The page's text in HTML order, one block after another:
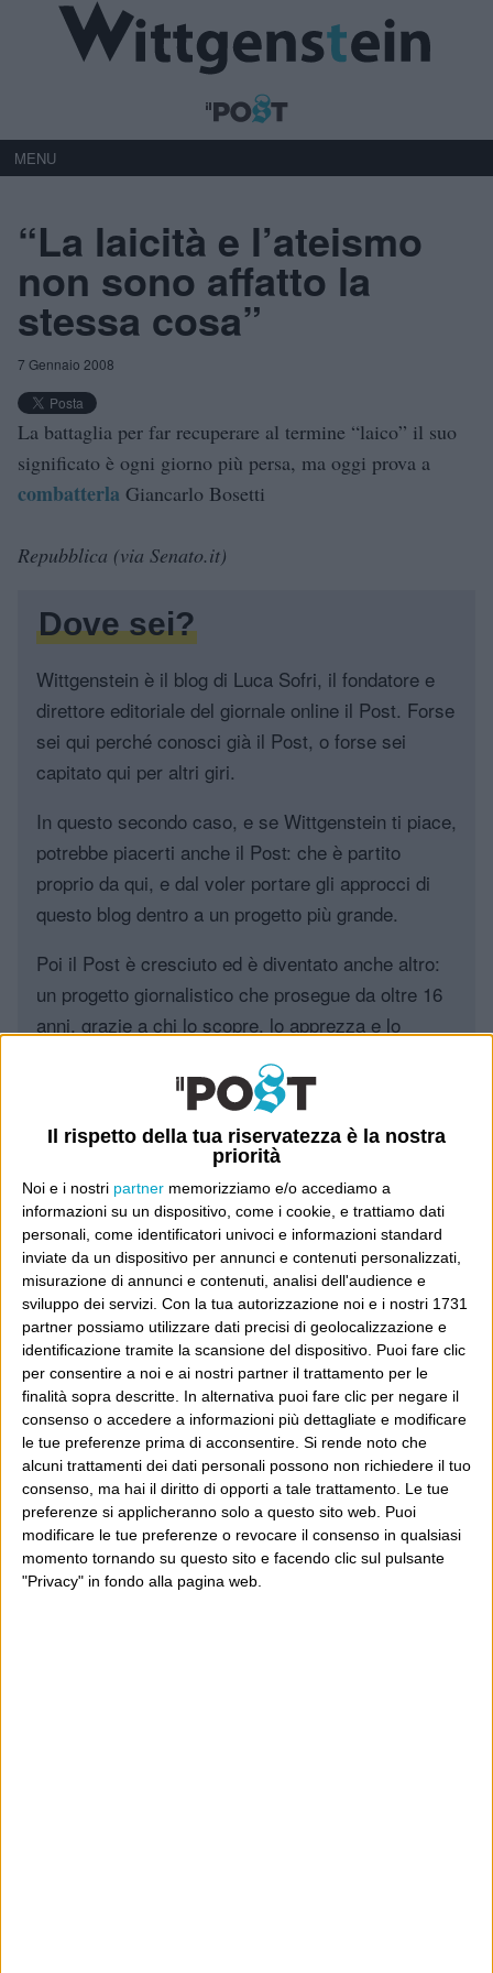
Il rispetto della tua riservatezza è la nostra
priorità
Noi e i nostri partner memorizziamo e/o accediamo a
informazioni su un dispositivo, come i cookie, e trattiamo dati
personali, come identificatori univoci e informazioni standard
inviate da un dispositivo per annunci e contenuti personalizzati,
misurazione di annunci e contenuti, analisi dell'audience e
sviluppo dei servizi. Con la tua autorizzazione noi e i nostri 1731
partner possiamo utilizzare dati precisi di geolocalizzazione e
identificazione tramite la scansione del dispositivo. Puoi fare clic
per consentire a noi e ai nostri partner il trattamento per le
finalità sopra descritte. In alternativa puoi fare clic per negare il
consenso o accedere a informazioni più dettagliate e modificare
le tue preferenze prima di acconsentire. Si rende noto che
alcuni trattamenti dei dati personali possono non richiedere il tuo
consenso, ma hai il diritto di opporti a tale trattamento. Le tue
preferenze si applicheranno solo a questo sito web. Puoi
modificare le tue preferenze o revocare il consenso in qualsiasi
momento tornando su questo sito e facendo clic sul pulsante
"Privacy" in fondo alla pagina web.
MENU
“La laicità e l’ateismo
non sono affatto la
stessa cosa”
7 Gennaio 2008
La battaglia per far recuperare al termine “laico” il suo
significato è ogni giorno più persa, ma oggi prova a
combatterla Giancarlo Bosetti
Repubblica (via Senato.it)
Dove sei?
Wittgenstein è il blog di Luca Sofri, il fondatore e
direttore editoriale del giornale online il Post. Forse
sei qui perché conosci già il Post, o forse sei
capitato qui per altri giri.
In questo secondo caso, e se Wittgenstein ti piace,
potrebbe piacerti anche il Post: che è partito
proprio da qui, e dal voler portare gli approcci di
questo blog dentro a un progetto più grande.
Poi il Post è cresciuto ed è diventato anche altro:
un progetto giornalistico che prosegue da oltre 16
anni, grazie a chi lo scopre, lo apprezza e lo
Leggi il Post, magari ti piace
Luca Sofri Wittgenstein
POST PRECEDENTE
Anno nuovo
POST SUCCESSIVO
Avanti
E per i regali di Natale